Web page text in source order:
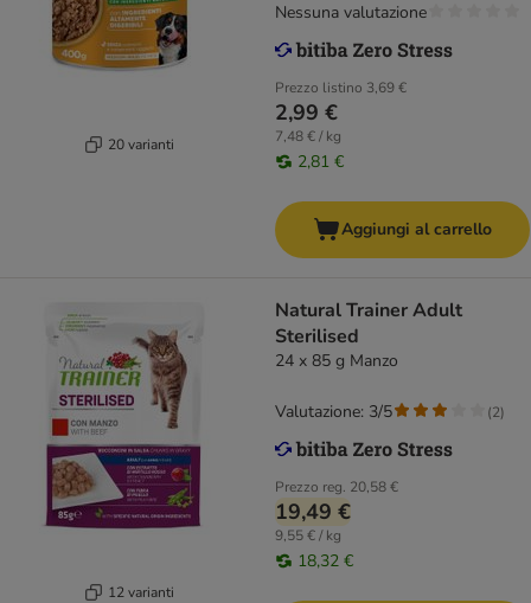
20 varianti
Prezzo listino 3,69 €
2,99 €
7,48 € / kg
2,81 €
Nessuna valutazione
Aggiungi al carrello
12 varianti
Natural Trainer Adult
Sterilised
24 x 85 g Manzo
Prezzo reg. 20,58 €
19,49 €
9,55 € / kg
18,32 €
Valutazione: 3/5 (2)